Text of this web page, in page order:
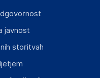
oseba v EU
AB
javnost
storitvah